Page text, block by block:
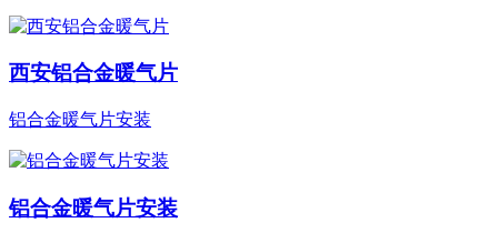
西安铝合金暖气片
铝合金暖气片安装
铝合金暖气片安装